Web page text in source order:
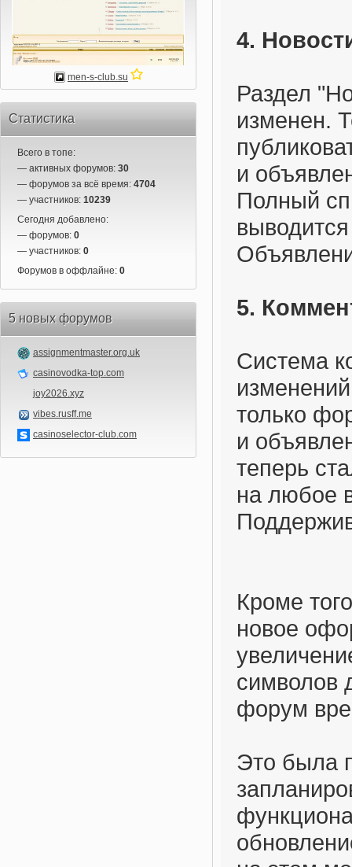
men-s-club.su
Статистика
Всего в топе:
— активных форумов: 30
— форумов за всё время: 4704
— участников: 10239
Сегодня добавлено:
— форумов: 0
— участников: 0
Форумов в оффлайне: 0
5 новых форумов
assignmentmaster.org.uk
casinovodka-top.com
joy2026.xyz
vibes.rusff.me
casinoselector-club.com
4.
Раздел
изменен.
и
Полный
5.
Система
только
и
теперь
на любое
Кроме
новое
символов
форум
Это была